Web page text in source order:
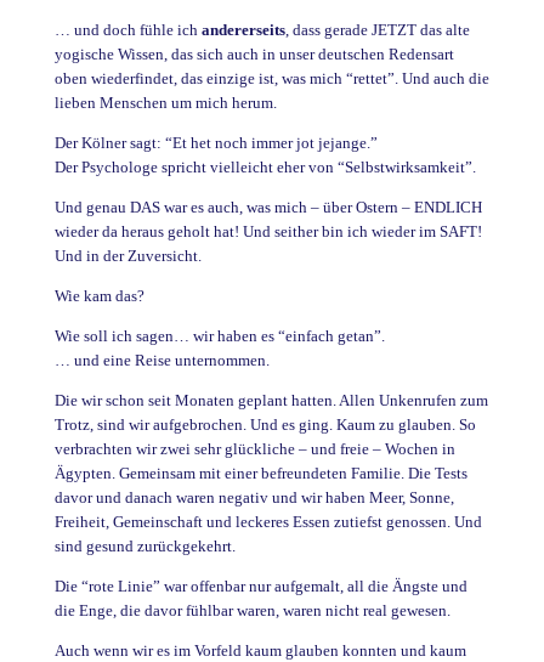
… und doch fühle ich andererseits, dass gerade JETZT das alte
yogische Wissen, das sich auch in unser deutschen Redensart
oben wiederfindet, das einzige ist, was mich “rettet”. Und auch die
lieben Menschen um mich herum.
Der Kölner sagt: “Et het noch immer jot jejange.”
Der Psychologe spricht vielleicht eher von “Selbstwirksamkeit”.
Und genau DAS war es auch, was mich – über Ostern – ENDLICH
wieder da heraus geholt hat! Und seither bin ich wieder im SAFT!
Und in der Zuversicht.
Wie kam das?
Wie soll ich sagen… wir haben es “einfach getan”.
… und eine Reise unternommen.
Die wir schon seit Monaten geplant hatten. Allen Unkenrufen zum
Trotz, sind wir aufgebrochen. Und es ging. Kaum zu glauben. So
verbrachten wir zwei sehr glückliche – und freie – Wochen in
Ägypten. Gemeinsam mit einer befreundeten Familie. Die Tests
davor und danach waren negativ und wir haben Meer, Sonne,
Freiheit, Gemeinschaft und leckeres Essen zutiefst genossen. Und
sind gesund zurückgekehrt.
Die “rote Linie” war offenbar nur aufgemalt, all die Ängste und
die Enge, die davor fühlbar waren, waren nicht real gewesen.
Auch wenn wir es im Vorfeld kaum glauben konnten und kaum